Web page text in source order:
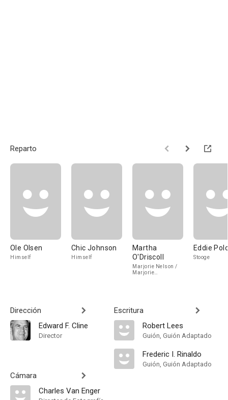
Reparto
Ole Olsen
Himself
Chic Johnson
Himself
Martha
O'Driscoll
Marjorie Nelson /
Marjorie
Eddie
Stooge
Dirección
Edward F. Cline
Director
Cámara
Charles Van Enger
Escritura
Robert Lees
Guión, Guión Adaptado
Frederic I. Rinaldo
Guión, Guión Adaptado